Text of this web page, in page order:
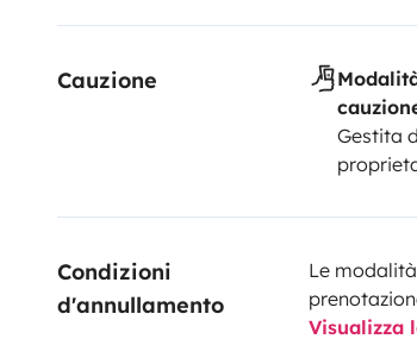
Cauzione
Gestita
Condizioni
d'annullamento
Le
Visualizza